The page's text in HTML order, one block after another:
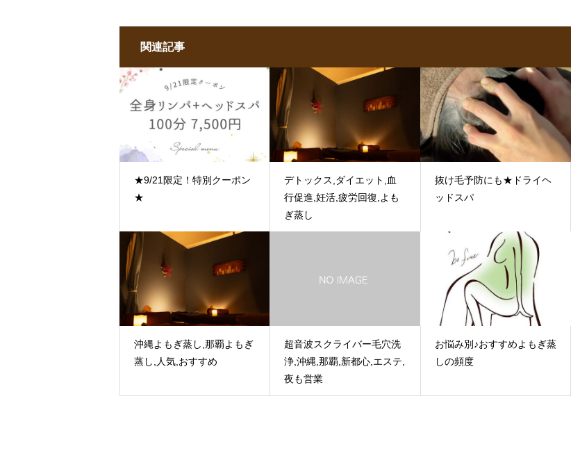
関連記事
★9/21限定！特別クーポン
★
デトックス,ダイエット,血
行促進,妊活,疲労回復,よも
ぎ蒸し
抜け毛予防にも★ドライヘ
ッドスパ
沖縄よもぎ蒸し,那覇よもぎ
蒸し,人気,おすすめ
超音波スクライバー毛穴洗
浄,沖縄,那覇,新都心,エステ,
夜も営業
お悩み別♪おすすめよもぎ蒸
しの頻度